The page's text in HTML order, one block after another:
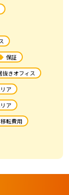
保証
抜きオフィス
ア
ア
移転費用